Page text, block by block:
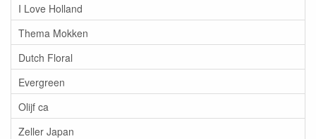
I Love Holland
Thema Mokken
Dutch Floral
Evergreen
Olijf ca
Zeller Japan